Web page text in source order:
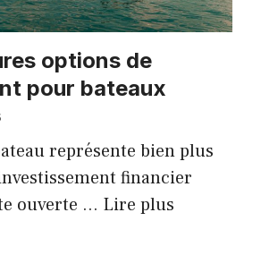
options de
pour bateaux
représente bien plus
financier
ouverte … Lire plus